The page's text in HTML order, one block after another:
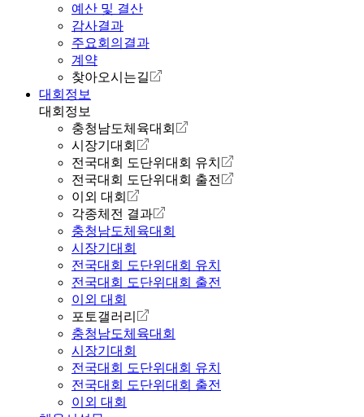
예산 및 결산
감사결과
주요회의결과
계약
찾아오시는길
대회정보
대회정보
충청남도체육대회
시장기대회
전국대회 도단위대회 유치
전국대회 도단위대회 출전
이외 대회
각종체전 결과
충청남도체육대회
시장기대회
전국대회 도단위대회 유치
전국대회 도단위대회 출전
이외 대회
포토갤러리
충청남도체육대회
시장기대회
전국대회 도단위대회 유치
전국대회 도단위대회 출전
이외 대회